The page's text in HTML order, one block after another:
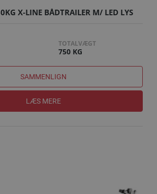
X-LINE BÅDTRAILER M/ LED LYS
TOTALVÆGT
750 KG
SAMMENLIGN
LÆS MERE